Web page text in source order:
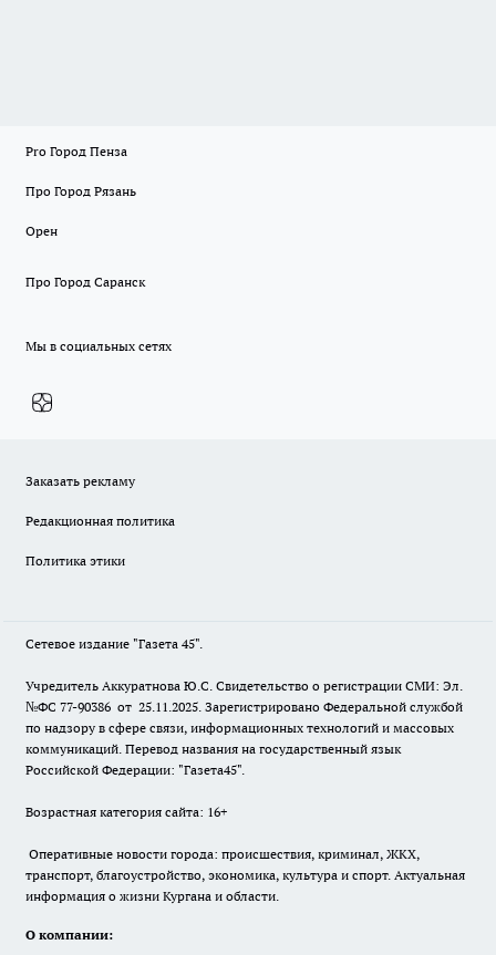
Pro Город Пенза
Про Город Рязань
Орен
Про Город Саранск
Мы в социальных сетях
Заказать рекламу
Редакционная политика
Политика этики
Сетевое издание "Газета 45".
Учредитель Аккуратнова Ю.С. Свидетельство о регистрации СМИ: Эл.
№ФС 77-90386 от 25.11.2025. Зарегистрировано Федеральной службой
по надзору в сфере связи, информационных технологий и массовых
коммуникаций. Перевод названия на государственный язык
Российской Федерации: "Газета45".
Возрастная категория сайта: 16+
Оперативные новости города: происшествия, криминал, ЖКХ,
транспорт, благоустройство, экономика, культура и спорт. Актуальная
информация о жизни Кургана и области.
О компании: